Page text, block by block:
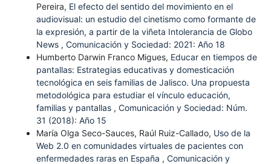
Pereira, El efecto del sentido del movimiento en el
audiovisual: un estudio del cinetismo como formante de
la expresión, a partir de la viñeta Intolerancia de Globo
News , Comunicación y Sociedad: 2021: Año 18
Humberto Darwin Franco Migues, Educar en tiempos de
pantallas: Estrategias educativas y domesticación
tecnológica en seis familias de Jalisco. Una propuesta
metodológica para estudiar el vínculo educación,
familias y pantallas , Comunicación y Sociedad: Núm.
31 (2018): Año 15
María Olga Seco-Sauces, Raúl Ruiz-Callado, Uso de la
Web 2.0 en comunidades virtuales de pacientes con
enfermedades raras en España , Comunicación y